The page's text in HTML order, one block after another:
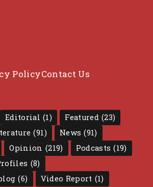
PolicyContact Us
Editorial (1) Featured (23)
(91) News (91)
Opinion (219) Podcasts (19)
(8)
(6) Video Report (1)